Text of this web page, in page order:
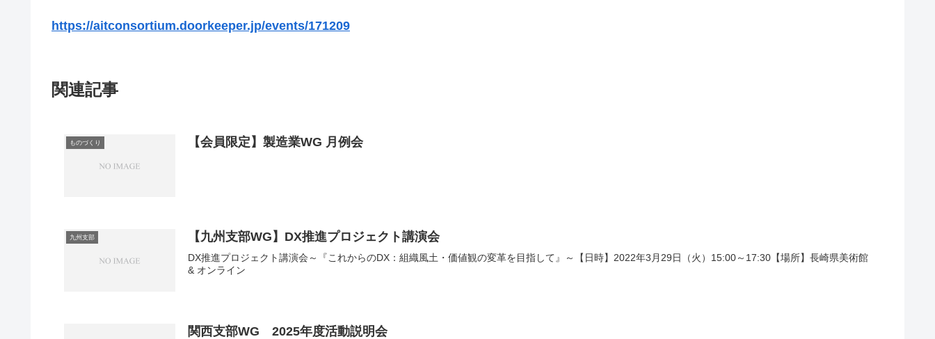
https://aitconsortium.doorkeeper.jp/events/171209
関連記事
ものづくり 【会員限定】製造業WG 月例会
九州支部 【九州支部WG】DX推進プロジェクト講演会
DX推進プロジェクト講演会～『これからのDX：組織風土・価値観の変革を目指して』～【日時】2022年3月29日（火）15:00～17:30【場所】長崎県美術館
& オンライン
関西支部WG 2025年度活動説明会